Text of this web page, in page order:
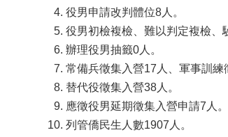
役男申請改判體位8人。
役男初檢複檢、難以判定複檢、
辦理役男抽籤0人。
常備兵徵集入營17人、軍事訓
替代役徵集入營38人。
應徵役男延期徵集入營申請7人。
列管僑民生人數1907人。